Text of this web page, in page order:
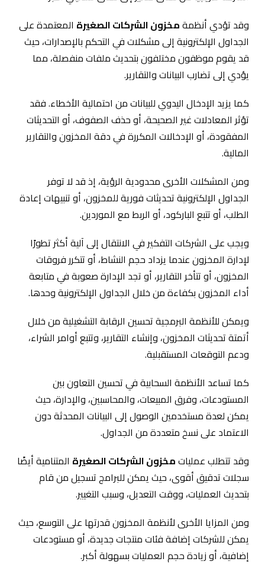
وقد تؤدي أنظمةمخزون الشركات الصغيرة المعتمدة على
الجداول الإلكترونية إلى مشكلات في التحكم بالإصدارات، حيث
قد يقوم موظفون مختلفون بتحديث ملفات منفصلة، مما
يؤدي إلى تضارب البيانات والتقارير.
كما يزيد الإدخال اليدوي للبيانات من احتمالية الأخطاء. فقد
تؤثر المعادلات غير الصحيحة، أو حذف الصفوف، أو التحديثات
المفقودة، أو الإدخالات المكررة في دقة المخزون والتقارير
المالية.
ومن المشكلات الأخرى محدودية الرؤية، إذ قد لا توفر
الجداول الإلكترونية تحديثات فورية للمخزون، أو تنبيهات إعادة
الطلب، أو تتبع الباركود، أو الربط مع الموردين.
ويجب على الشركات التفكير في الانتقال إلى آلية أكثر تطورًا
لإدارة المخزون عندما يزداد حجم النشاط، أو تتكرر فروقات
المخزون، أو تتأخر التقارير، أو تجد الإدارة صعوبة في متابعة
أداء المخزون بكفاءة من خلال الجداول الإلكترونية وحدها.
ويمكن للأنظمة البرمجية تحسين الرقابة التشغيلية من خلال
أتمتة تحديثات المخزون، وإنشاء التقارير، وتتبع أوامر الشراء،
ودعم التوقعات المستقبلية.
كما تساعد الأنظمة السحابية في تحسين التعاون بين
المستودعات، وفرق المبيعات، والمحاسبين، والإدارة، حيث
يمكن لعدة مستخدمين الوصول إلى البيانات المحدثة دون
الاعتماد على نسخ متعددة من الجداول.
وقد تتطلب عملياتمخزون الشركات الصغيرة المتنامية أيضًا
سجلات تدقيق أقوى، حيث يمكن للبرامج تسجيل من قام
بتحديث العمليات، ووقت التعديل، وسبب التغيير.
ومن المزايا الأخرى لأنظمة المخزون قدرتها على التوسع، حيث
يمكن للشركات إضافة فئات منتجات جديدة، أو مستودعات
إضافية، أو زيادة حجم العمليات بسهولة أكبر.